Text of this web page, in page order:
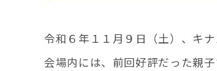
令和６年１１月９日（土）、キ
会場内には、前回好評だった親